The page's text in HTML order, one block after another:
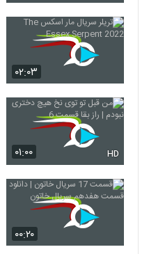
۰۲:۰۳
۰۱:۰۰ HD
۰۰:۲۰